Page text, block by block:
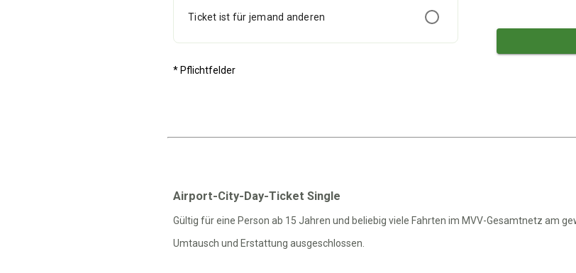
Ticket ist für jemand anderen
* Pflichtfelder
Airport-City-Day-Ticket Single
Gültig für eine Person ab 15 Jahren und beliebig viele Fahrten im MVV-Gesamtnetz am
Umtausch und Erstattung ausgeschlossen.